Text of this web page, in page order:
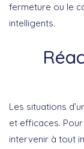
fermeture ou le
intelligents.
Les situations
et efficaces.
intervenir à tout